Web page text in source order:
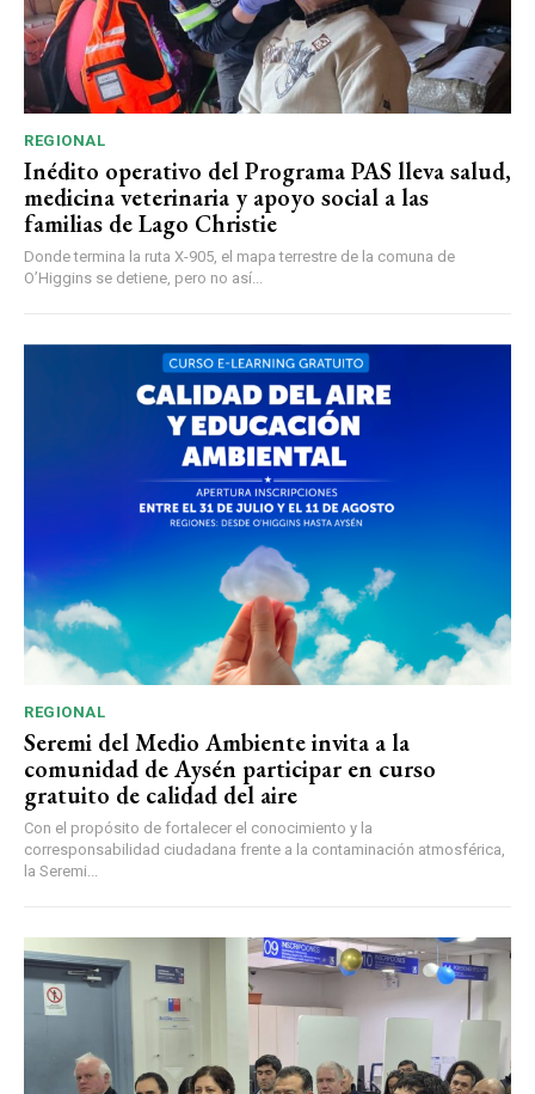
REGIONAL
Inédito operativo del Programa PAS lleva salud,
medicina veterinaria y apoyo social a las
familias de Lago Christie
Donde termina la ruta X-905, el mapa terrestre de la comuna de
O’Higgins se detiene, pero no así...
REGIONAL
Seremi del Medio Ambiente invita a la
comunidad de Aysén participar en curso
gratuito de calidad del aire
Con el propósito de fortalecer el conocimiento y la
corresponsabilidad ciudadana frente a la contaminación atmosférica,
la Seremi...